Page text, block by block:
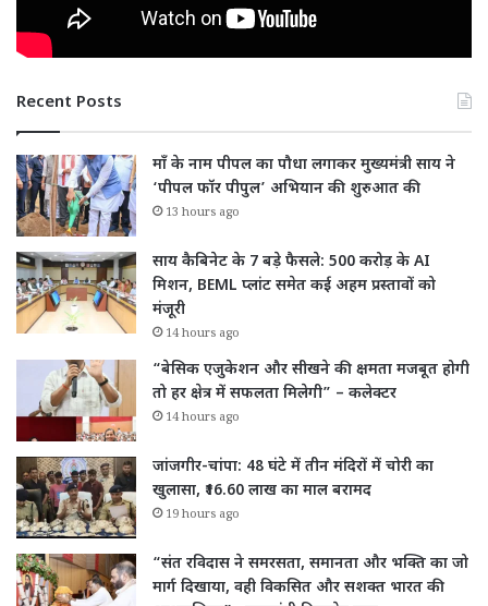
Recent Posts
माँ के नाम पीपल का पौधा लगाकर मुख्यमंत्री साय ने
‘पीपल फॉर पीपुल’ अभियान की शुरुआत की
13 hours ago
साय कैबिनेट के 7 बड़े फैसले: 500 करोड़ के AI
मिशन, BEML प्लांट समेत कई अहम प्रस्तावों को
मंजूरी
14 hours ago
“बेसिक एजुकेशन और सीखने की क्षमता मजबूत होगी
तो हर क्षेत्र में सफलता मिलेगी” – कलेक्टर
14 hours ago
जांजगीर-चांपा: 48 घंटे में तीन मंदिरों में चोरी का
खुलासा, ₹16.60 लाख का माल बरामद
19 hours ago
“संत रविदास ने समरसता, समानता और भक्ति का जो
मार्ग दिखाया, वही विकसित और सशक्त भारत की